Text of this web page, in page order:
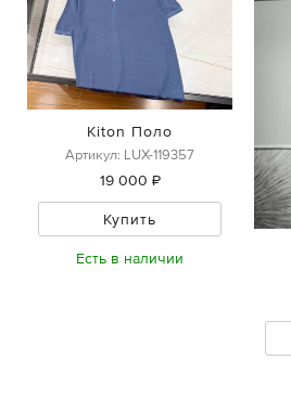
Kiton Поло
Артикул: LUX-119357
19 000 ₽
Купить
Есть в наличии